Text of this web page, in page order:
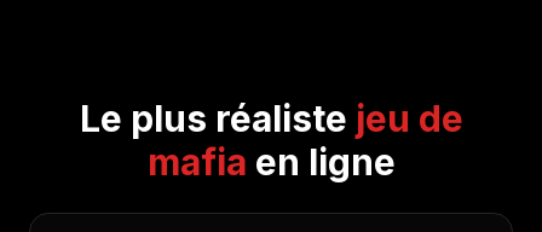
Le plus réaliste jeu de
mafia en ligne